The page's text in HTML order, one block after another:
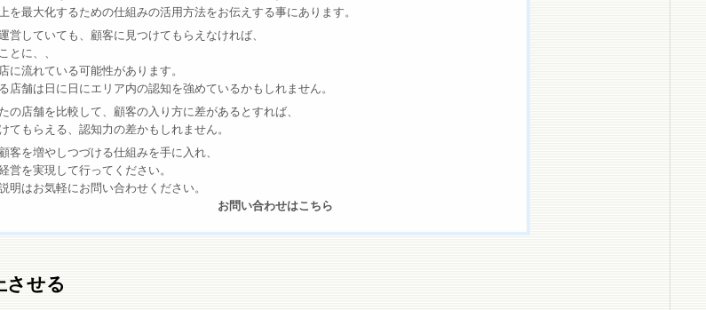
を最大化するための仕組みの活用方法をお伝えする事にあります。
営していても、顧客に見つけてもらえなければ、
とに、、
に流れている可能性があります。
店舗は日に日にエリア内の認知を強めているかもしれません。
の店舗を比較して、顧客の入り方に差があるとすれば、
てもらえる、認知力の差かもしれません。
客を増やしつづける仕組みを手に入れ、
営を実現して行ってください。
明はお気軽にお問い合わせください。
お問い合わせはこちら
させる